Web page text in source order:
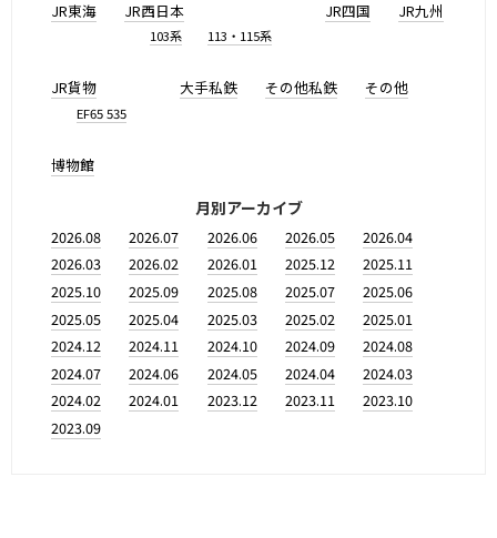
JR東海 JR西日本
103系 113・115系
JR四国 JR九州
JR貨物
EF65 535
大手私鉄 その他私鉄 その他
博物館
月別アーカイブ
2026.08 2026.07 2026.06 2026.05
2026.04
2026.03
2026.02 2026.01 2025.12
2025.11
2025.10
2025.09 2025.08 2025.07
2025.06
2025.05
2025.04 2025.03 2025.02
2025.01
2024.12
2024.11 2024.10 2024.09
2024.08
2024.07
2024.06 2024.05 2024.04
2024.03
2024.02
2024.01 2023.12 2023.11
2023.10
2023.09